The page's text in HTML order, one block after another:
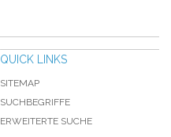
QUICK LINKS
SITEMAP
SUCHBEGRIFFE
ERWEITERTE SUCHE